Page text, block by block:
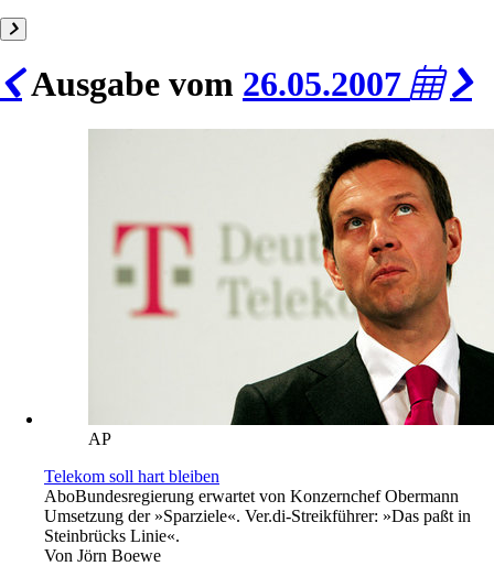
Ausgabe vom 26.05.2007
AP
Telekom soll hart bleiben
AboBundesregierung erwartet von Konzernchef Obermann
Umsetzung der »Sparziele«. Ver.di-Streikführer: »Das paßt in
Steinbrücks Linie«.
Von Jörn Boewe